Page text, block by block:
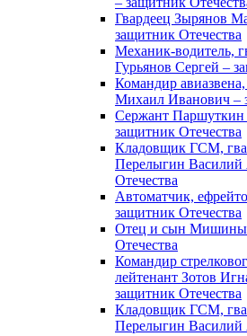
Гвардеец Зырянов
защитник Отечества
Механик-водитель,
Гурьянов Сергей –
Командир
Михаил Иванович –
Сержант
защитник Отечества
Кладовщик ГСМ,
Перелыгин
Отечества
Автоматчик,
защитник Отечества
Отец и сын Мишины
Отечества
Командир
лейтенант Зотов
защитник Отечества
Кладовщик ГСМ,
Перелыгин